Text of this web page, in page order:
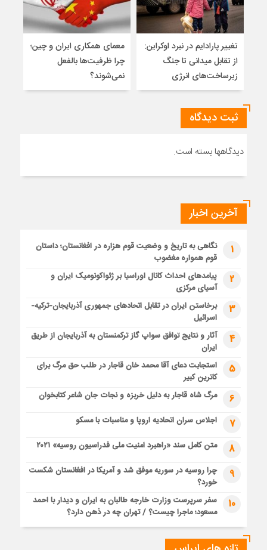
تغییر پارادایم در نبرد اوکراین:
از تقابل میدانی تا جنگ
زیرساخت‌های انرژی
معمای همکاری ایران و چین؛
چرا ظرفیت‌ها بالفعل
نمی‌شوند؟
ثبت دیدگاه
دیدگاهها بسته است.
آخرین اخبار
1
نگاهی به تاریخ و وضعیت قوم هزاره در افغانستان؛ داستان
قوم همواره مغضوب
2
پیامدهای احداث کانال اوراسیا بر ژئواکونومیک ایران و
آسیای مرکزی
3
برخاستن ایران در تقابل اتحادهای جمهوری آذربایجان-ترکیه-
اسرائیل
4
آثار و نتایج توافق سواپ گاز ترکمنستان به آذربایجان از طریق
ایران
5
استجابت دعای آقا محمد خان قاجار در طلب حق مرگ برای
کاترین کبیر
6 مرگ شاه قاجار به دلیل خربزه و نجات جان شاعر کتابخوان
7 اجلاس سران اتحادیه اروپا و مناسبات با مسکو
8 متن کامل سند «راهبرد امنیت ملی فدراسیون روسیه» ۲۰۲۱
9
چرا روسیه در سوریه موفق شد و آمریکا در افغانستان شکست
خورد؟
10
سفر سرپرست وزارت خارجه طالبان به ایران و دیدار با احمد
مسعود؛ ماجرا چیست؟ / تهران چه در ذهن دارد؟